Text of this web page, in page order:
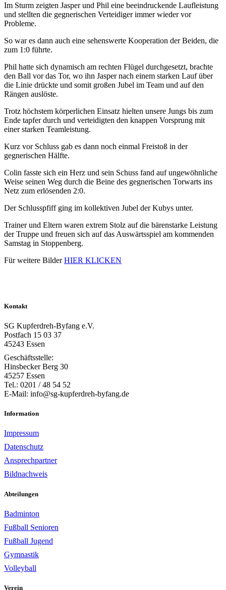
Im Sturm zeigten Jasper und Phil eine beeindruckende Laufleistung
und stellten die gegnerischen Verteidiger immer wieder vor
Probleme.
So war es dann auch eine sehenswerte Kooperation der Beiden, die
zum 1:0 führte.
Phil hatte sich dynamisch am rechten Flügel durchgesetzt, brachte
den Ball vor das Tor, wo ihn Jasper nach einem starken Lauf über
die Linie drückte und somit großen Jubel im Team und auf den
Rängen auslöste.
Trotz höchstem körperlichen Einsatz hielten unsere Jungs bis zum
Ende tapfer durch und verteidigten den knappen Vorsprung mit
einer starken Teamleistung.
Kurz vor Schluss gab es dann noch einmal Freistoß in der
gegnerischen Hälfte.
Colin fasste sich ein Herz und sein Schuss fand auf ungewöhnliche
Weise seinen Weg durch die Beine des gegnerischen Torwarts ins
Netz zum erlösenden 2:0.
Der Schlusspfiff ging im kollektiven Jubel der Kubys unter.
Trainer und Eltern waren extrem Stolz auf die bärenstarke Leistung
der Truppe und freuen sich auf das Auswärtsspiel am kommenden
Samstag in Stoppenberg.
Für weitere BilderHIER KLICKEN
Kontakt
SG Kupferdreh-Byfang e.V.
Postfach 15 03 37
45243 Essen
Geschäftsstelle:
Hinsbecker Berg 30
45257 Essen
Tel.: 0201 / 48 54 52
E-Mail: info@sg-kupferdreh-byfang.de
Information
Impressum
Datenschutz
Ansprechpartner
Bildnachweis
Abteilungen
Badminton
Fußball Senioren
Fußball Jugend
Gymnastik
Volleyball
Verein